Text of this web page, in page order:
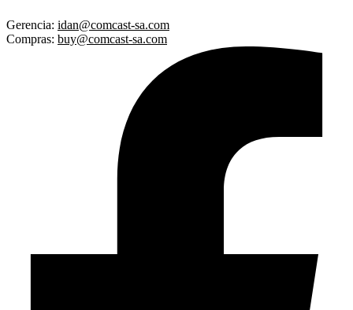
Gerencia: idan@comcast-sa.com
Compras: buy@comcast-sa.com